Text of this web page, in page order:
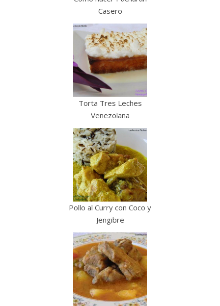
Casero
Torta Tres Leches
Venezolana
Pollo al Curry con Coco y
Jengibre